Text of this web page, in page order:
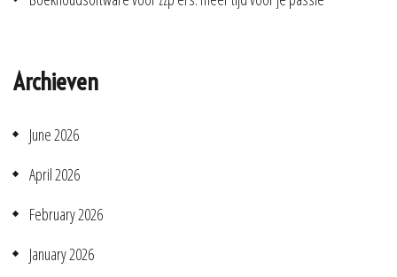
Archieven
June 2026
April 2026
February 2026
January 2026